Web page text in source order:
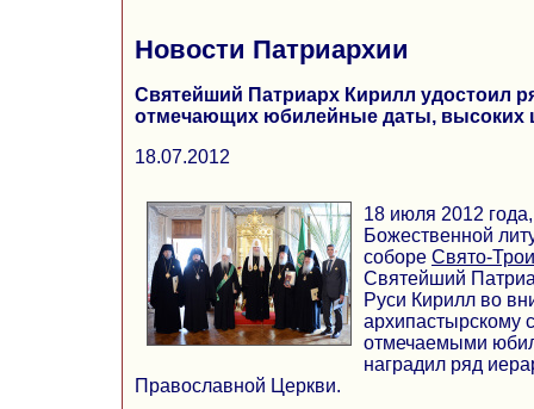
Новости Патриархии
Святейший Патриарх Кирилл удостоил
отмечающих юбилейные даты, высоких
18.07.2012
18 июля 2012
Божественной
соборе Свято-
Святейший
Руси Кирилл во
архипастырскому
отмечаемыми
наградил ряд
Православной Церкви.